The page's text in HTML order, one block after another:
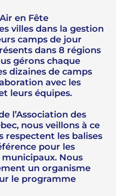
en Fête
villes dans la gestion
camps de jour
dans 8 régions
gérons chaque
dizaines de camps
avec les
leurs équipes.
l’Association des
nous veillons à ce
respectent les balises
pour les
Nous
un organisme
le programme